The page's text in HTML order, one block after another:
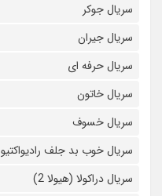
سریال جوکر
سریال جیران
سریال حرفه ای
سریال خاتون
سریال خسوف
سریال خوب بد جلف رادیواکتیو
سریال دراکولا (هیولا 2)